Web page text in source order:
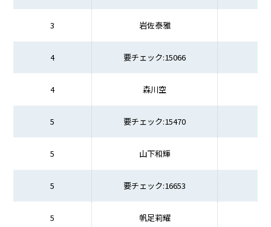
3 岩佐泰雅
4 要チェック:15066
4 森川空
5 要チェック:15470
5 山下和輝
5 要チェック:16653
5 帆足莉耀